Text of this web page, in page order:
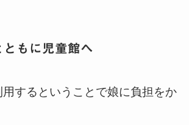
もに児童館へ
するということで娘に負担をか